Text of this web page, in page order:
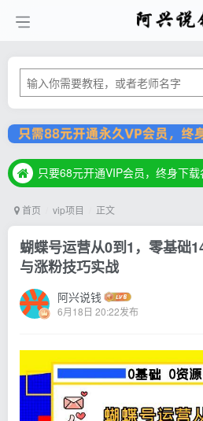
只要68元开通VIP会员，终身下载各大机构内部资源，一站式草根创
只要68元开通VIP会员，终身下载各大机构内部资源，一站式草根
首页 vip项目 正文
蝴蝶号运营从0到1，零基础
与涨粉技巧实战
阿兴说钱
6月18日 20:22发布